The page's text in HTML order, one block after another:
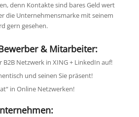
denn Kontakte sind bares Geld wert
die Unternehmensmarke mit seinem
gern gesehen.
& Mitarbeiter:
B2B Netzwerk in XING + LinkedIn auf!
und seinen Sie präsent!
in Online Netzwerken!